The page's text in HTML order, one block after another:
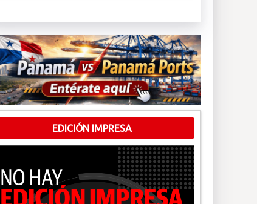
EDICIÓN IMPRESA